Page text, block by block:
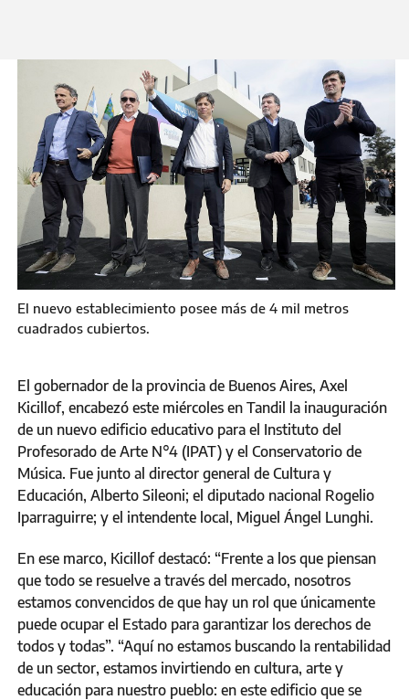
El nuevo establecimiento posee más de 4 mil metros
cuadrados cubiertos.
El gobernador de la provincia de Buenos Aires, Axel
Kicillof, encabezó este miércoles en Tandil la inauguración
de un nuevo edificio educativo para el Instituto del
Profesorado de Arte N°4 (IPAT) y el Conservatorio de
Música. Fue junto al director general de Cultura y
Educación, Alberto Sileoni; el diputado nacional Rogelio
Iparraguirre; y el intendente local, Miguel Ángel Lunghi.
En ese marco, Kicillof destacó: “Frente a los que piensan
que todo se resuelve a través del mercado, nosotros
estamos convencidos de que hay un rol que únicamente
puede ocupar el Estado para garantizar los derechos de
todos y todas”. “Aquí no estamos buscando la rentabilidad
de un sector, estamos invirtiendo en cultura, arte y
educación para nuestro pueblo: en este edificio que se